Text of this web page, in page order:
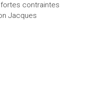
contraintes
Jacques